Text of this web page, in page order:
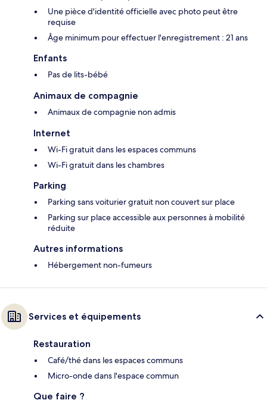
Une pièce d'identité officielle avec photo peut être
requise
Âge minimum pour effectuer l'enregistrement : 21 ans
Enfants
Pas de lits-bébé
Animaux de compagnie
Animaux de compagnie non admis
Internet
Wi-Fi gratuit dans les espaces communs
Wi-Fi gratuit dans les chambres
Parking
Parking sans voiturier gratuit non couvert sur place
Parking sur place accessible aux personnes à mobilité
réduite
Autres informations
Hébergement non-fumeurs
Services et équipements
Restauration
Café/thé dans les espaces communs
Micro-onde dans l'espace commun
Que faire ?